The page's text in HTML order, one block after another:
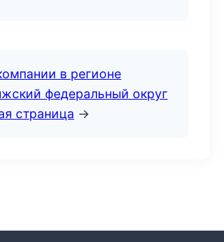
в регионе
федеральный округ
страница →